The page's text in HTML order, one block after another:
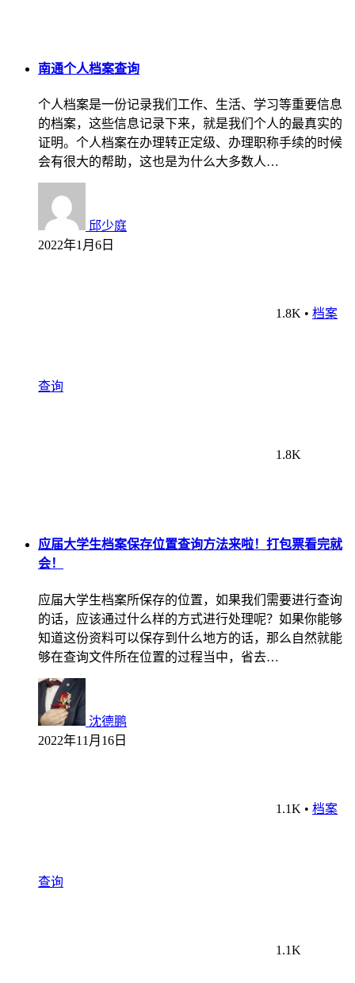
南通个人档案查询
个人档案是一份记录我们工作、生活、学习等重要信息
的档案，这些信息记录下来，就是我们个人的最真实的
证明。个人档案在办理转正定级、办理职称手续的时候
会有很大的帮助，这也是为什么大多数人…
邱少庭
2022年1月6日
1.8K • 档案
查询
1.8K
应届大学生档案保存位置查询方法来啦！打包票看完就
会！
应届大学生档案所保存的位置，如果我们需要进行查询
的话，应该通过什么样的方式进行处理呢？如果你能够
知道这份资料可以保存到什么地方的话，那么自然就能
够在查询文件所在位置的过程当中，省去…
沈德鹏
2022年11月16日
1.1K • 档案
查询
1.1K